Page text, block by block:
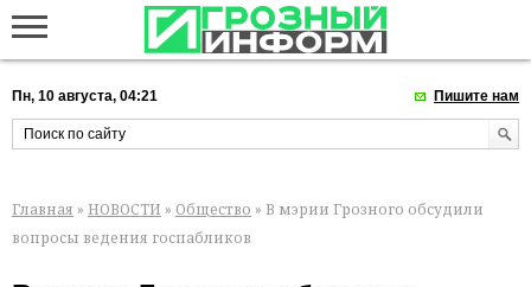
Пн, 10 августа, 04:21 Пишите нам
Главная » НОВОСТИ » Общество » В мэрии Грозного обсудили
вопросы ведения госпабликов